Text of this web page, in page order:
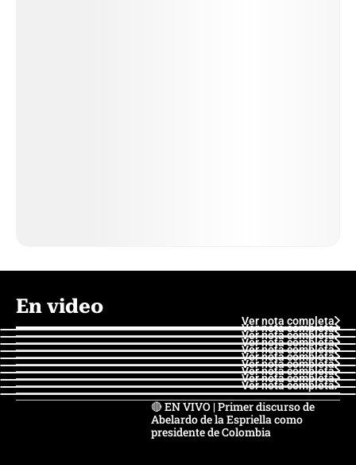
En video
Ver nota completa
Ver nota completa
Ver nota completa
Ver nota completa
Ver nota completa
Ver nota completa
Ver nota completa
Ver nota completa
Ver nota completa
Ver nota completa
🔴 EN VIVO | Primer discurso de
Abelardo de la Espriella como
presidente de Colombia